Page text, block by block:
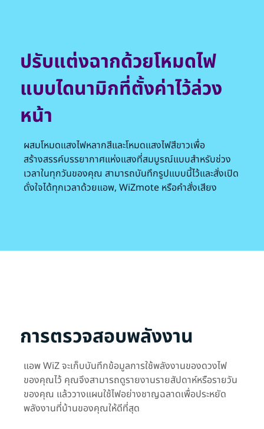
ปรับแต่งฉากด้วยโหมดไฟ
แบบไดนามิกที่ตั้งค่าไว้ล่วง
หน้า
ผสมโหมดแสงไฟหลากสีและโหมดแสงไฟสีขาวเพื่อ
สร้างสรรค์บรรยากาศแห่งแสงที่สมบูรณ์แบบสำหรับช่วง
เวลาในทุกวันของคุณ สามารถบันทึกรูปแบบนี้ไว้และสั่งเปิด
ดั่งใจได้ทุกเวลาด้วยแอพ, WiZmote หรือคำสั่งเสียง
การตรวจสอบพลังงาน
แอพ WiZ จะเก็บบันทึกข้อมูลการใช้พลังงานของดวงไฟ
ของคุณไว้ คุณจึงสามารถดูรายงานรายสัปดาห์หรือรายวัน
ของคุณ แล้ววางแผนใช้ไฟอย่างชาญฉลาดเพื่อประหยัด
พลังงานที่บ้านของคุณให้ดีที่สุด